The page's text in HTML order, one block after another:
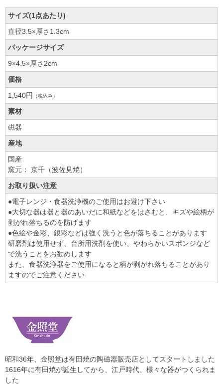
サイズ(1点あたり)
直径3.5×厚さ1.3cm
パッケージサイズ
9×4.5×厚さ2cm
価格
1,540円
（税込み）
素材
磁器
産地
国産
窯元： 京千（波佐見焼）
お取り扱い注意
●電子レンジ・食器洗浄機のご使用はお避け下さい
●大切な器は器と器のあいだに和紙などをはさむと、キズや絵柄が
剥がれ落ちるのを防げます
●色絵や金彩、銀彩などは強く洗うと色が落ちることがあります
研磨剤は使用せず、台所用洗剤を使い、やわらかいスポンジなど
で洗うことをお勧めします
また、食器洗浄器をご使用になると柄が剥がれ落ちることがあり
ますのでご注意ください
昭和36年、金照堂は有田焼の陶磁器販売店としてスタートしました
1616年に有田焼が誕生してから、江戸時代、様々な器がつくられま
した